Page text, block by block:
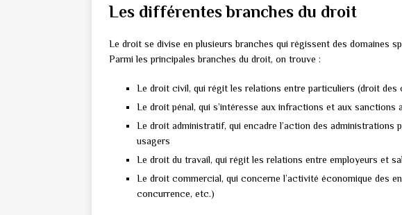
Les différentes branches du droit
Le droit se divise en plusieurs branches qui régissent des domaines
Parmi les principales branches du droit, on trouve :
Le droit civil, qui régit les relations entre particuliers (droit
Le droit pénal, qui s’intéresse aux infractions et aux
Le droit administratif, qui encadre l’action des administrations
usagers
Le droit du travail, qui régit les relations entre employeurs et
Le droit commercial, qui concerne l’activité économique des
concurrence, etc.)